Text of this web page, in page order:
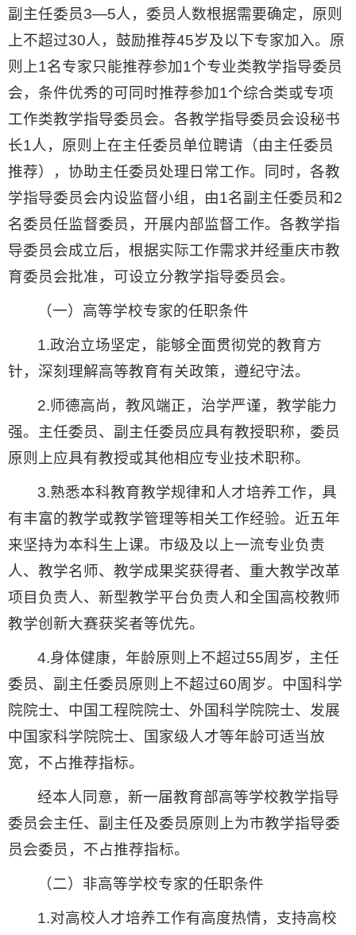
副主任委员3—5人，委员人数根据需要确定，原则
上不超过30人，鼓励推荐45岁及以下专家加入。原
则上1名专家只能推荐参加1个专业类教学指导委员
会，条件优秀的可同时推荐参加1个综合类或专项
工作类教学指导委员会。各教学指导委员会设秘书
长1人，原则上在主任委员单位聘请（由主任委员
推荐），协助主任委员处理日常工作。同时，各教
学指导委员会内设监督小组，由1名副主任委员和2
名委员任监督委员，开展内部监督工作。各教学指
导委员会成立后，根据实际工作需求并经重庆市教
育委员会批准，可设立分教学指导委员会。
（一）高等学校专家的任职条件
1.政治立场坚定，能够全面贯彻党的教育方
针，深刻理解高等教育有关政策，遵纪守法。
2.师德高尚，教风端正，治学严谨，教学能力
强。主任委员、副主任委员应具有教授职称，委员
原则上应具有教授或其他相应专业技术职称。
3.熟悉本科教育教学规律和人才培养工作，具
有丰富的教学或教学管理等相关工作经验。近五年
来坚持为本科生上课。市级及以上一流专业负责
人、教学名师、教学成果奖获得者、重大教学改革
项目负责人、新型教学平台负责人和全国高校教师
教学创新大赛获奖者等优先。
4.身体健康，年龄原则上不超过55周岁，主任
委员、副主任委员原则上不超过60周岁。中国科学
院院士、中国工程院院士、外国科学院院士、发展
中国家科学院院士、国家级人才等年龄可适当放
宽，不占推荐指标。
经本人同意，新一届教育部高等学校教学指导
委员会主任、副主任及委员原则上为市教学指导委
员会委员，不占推荐指标。
（二）非高等学校专家的任职条件
1.对高校人才培养工作有高度热情，支持高校